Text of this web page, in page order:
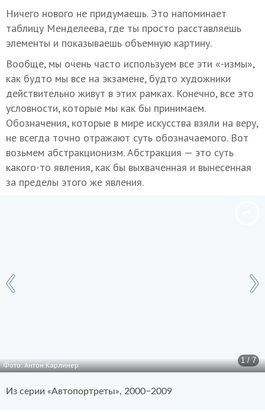
Ничего нового не придумаешь. Это напоминает
таблицу Менделеева, где ты просто расставляешь
элементы и показываешь объемную картину.
Вообще, мы очень часто используем все эти «-измы»,
как будто мы все на экзамене, будто художники
действительно живут в этих рамках. Конечно, все это
условности, которые мы как бы принимаем.
Обозначения, которые в мире искусства взяли на веру,
не всегда точно отражают суть обозначаемого. Вот
возьмем абстракционизм. Абстракция — это суть
какого-то явления, как бы выхваченная и вынесенная
за пределы этого же явления.
1 / 7
Фото: Антон Карлинер
Из серии «Автопортреты», 2000−2009